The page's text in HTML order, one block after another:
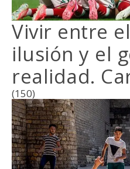
Vivir entre el
ilusión y el
realidad.
(150)